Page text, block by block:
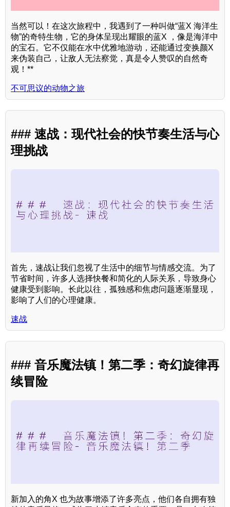
当然可以！在这次旅程中，我遇到了一种叫做“蓝X 海洋生
物”的奇特生物，它的身体呈现出耀眼的蓝X ，像是海洋中
的宝石。它不仅能在水中优雅地游动，还能通过变换颜X
来伪装自己，让敌人无法察觉，真是令人赞叹的自然奇
观！**
不可思议的动物之旅
### 速战：现代社会的快节奏生活与心
理挑战
首先，速战让我们忽视了生活中的细节与情感交流。为了
节省时间，许多人选择快餐和简化的人际关系，导致身心
健康受到影响。长此以往，孤独感和焦虑问题逐渐显现，
影响了人们的心理健康。
速战
### 音乐魔法镇！第二季：奇幻旋律再
续冒险
新加入的角X 也为故事增添了许多亮点，他们各自拥有独